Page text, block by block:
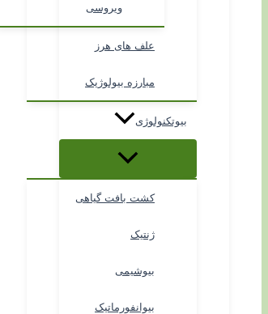
ویروسی
علف های هرز
مبارزه بیولوژیک
بیوتکنولوژی
کشت بافت گیاهی
ژنتیک
بیوشیمی
بیوانفورماتیک